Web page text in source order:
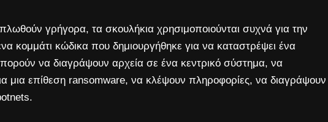
γρήγορα, τα σκουλήκια χρησιμοποιούνται συχνά για την
κομμάτι κώδικα που δημιουργήθηκε για να καταστρέψει ένα
να διαγράψουν αρχεία σε ένα κεντρικό σύστημα, να
μια επίθεση ransomware, να κλέψουν πληροφορίες, να διαγράψουν